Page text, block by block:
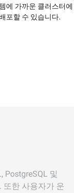
템에 가까운 클러스터
포할 수 있습니다.
PostgreSQL 및
또한 사용자가 운